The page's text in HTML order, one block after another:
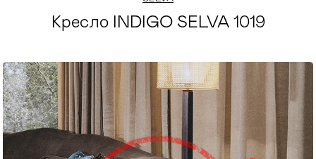
Кресло INDIGO SELVA 1019